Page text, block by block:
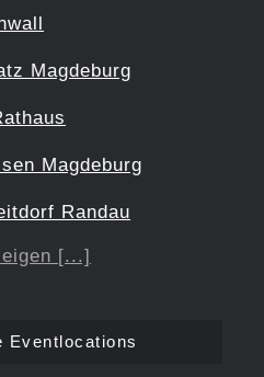
Magdeburg
Magdeburg
Randau
[...]
Eventlocations